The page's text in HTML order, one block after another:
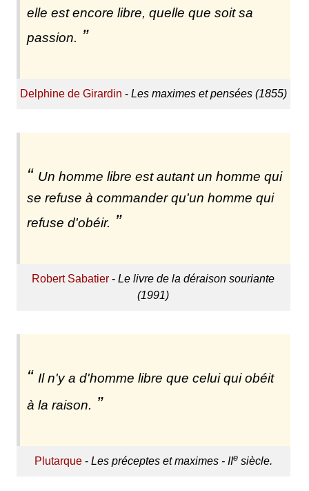
elle est encore libre, quelle que soit sa
passion.
Delphine de Girardin - Les maximes et pensées (1855)
Un homme libre est autant un homme qui
se refuse à commander qu'un homme qui
refuse d'obéir.
Robert Sabatier -Le livre de la déraison souriante
(1991)
Il n'y a d'homme libre que celui qui obéit
à la raison.
Plutarque- Les préceptes et maximes - IIesiècle.